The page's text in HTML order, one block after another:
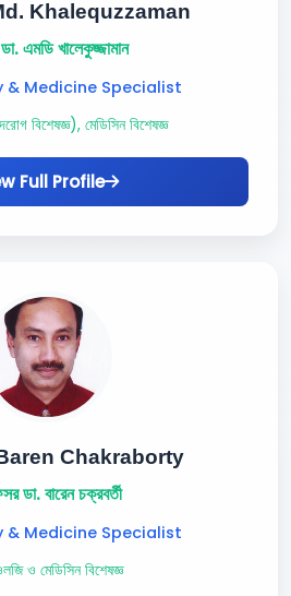
Khalequzzaman
এমডি খালেকুজ্জামান
& Medicine Specialist
বিশেষজ্ঞ), মেডিসিন বিশেষজ্ঞ
Full Profile
Chakraborty
ডা. বারেন চক্রবর্তী
& Medicine Specialist
ও মেডিসিন বিশেষজ্ঞ